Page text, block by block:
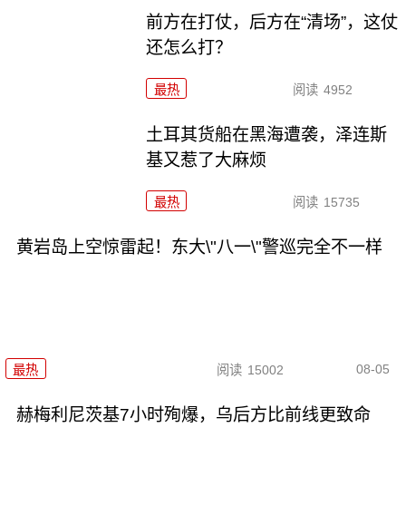
前方在打仗，后方在“清场”，这仗
还怎么打？
最热 阅读 4952
土耳其货船在黑海遭袭，泽连斯
基又惹了大麻烦
最热 阅读 15735
黄岩岛上空惊雷起！东大\"八一\"警巡完全不一样
最热 阅读 15002 08-05
赫梅利尼茨基7小时殉爆，乌后方比前线更致命